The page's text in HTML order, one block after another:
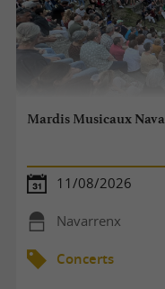
Mardis Musicaux
11/08/2026
Navarrenx
Concerts